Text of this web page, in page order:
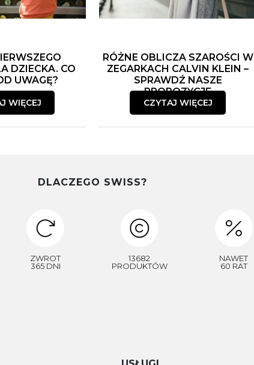
DZIECKA. CO
UWAGĘ?
WIĘCEJ
RÓŻNE OBLICZA SZAROŚCI W
ZEGARKACH CALVIN KLEIN –
SPRAWDŹ NASZE
PROPOZYCJE
CZYTAJ WIĘCEJ
DLACZEGO SWISS?
ZWROT
365 DNI
13682
PRODUKTÓW
NAWET
60 RAT